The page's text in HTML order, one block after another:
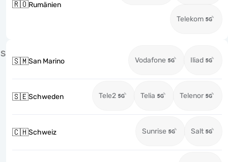
🇷🇴Rumänien
Telekom
S
🇸🇲San Marino Vodafone Iliad
🇸🇪Schweden Tele2 Telia Telenor
🇨🇭Schweiz Sunrise Salt